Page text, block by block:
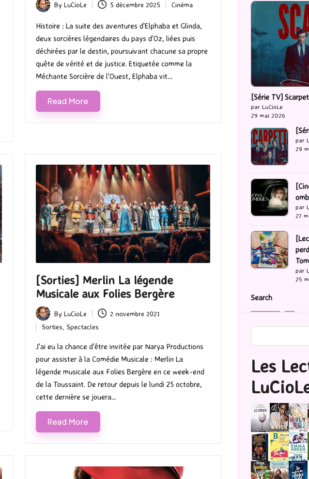
Posted
by
By LuCioLe 5 décembre 2025
Posted
Cinéma
Histoire : La suite des aventures d'Elphaba et Glinda,
deux sorcières légendaires du pays d'Oz, liées puis
déchirées par le destin, poursuivant chacune sa propre
quête de vérité et de justice. Etiquetée comme la
Méchante Sorcière de l'Ouest, Elphaba vit…
Read More
[Sorties] Merlin La légende
Musicale aux Folies Bergère
Posted
by
By LuCioLe 2 novembre 2021
Posted
in
Sorties Spectacles
J'ai eu la chance d'être invitée par Narya Productions
pour assister à la Comédie Musicale : Merlin La
légende musicale aux Folies Bergère en ce week-end
de la Toussaint. De retour depuis le lundi 25 octobre,
cette dernière se jouera…
Read More
[Série TV]
par LuCioLe
29 mai 2026
par
29
par
27
par
25
Search
Les